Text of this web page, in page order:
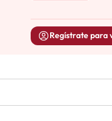
Regístrate para